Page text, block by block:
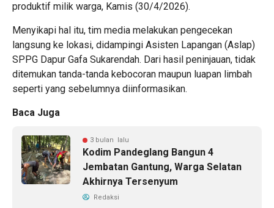
produktif milik warga, Kamis (30/4/2026).
Menyikapi hal itu, tim media melakukan pengecekan
langsung ke lokasi, didampingi Asisten Lapangan (Aslap)
SPPG Dapur Gafa Sukarendah. Dari hasil peninjauan, tidak
ditemukan tanda-tanda kebocoran maupun luapan limbah
seperti yang sebelumnya diinformasikan.
Baca Juga
3 bulan lalu
Kodim Pandeglang Bangun 4
Jembatan Gantung, Warga Selatan
Akhirnya Tersenyum
Redaksi